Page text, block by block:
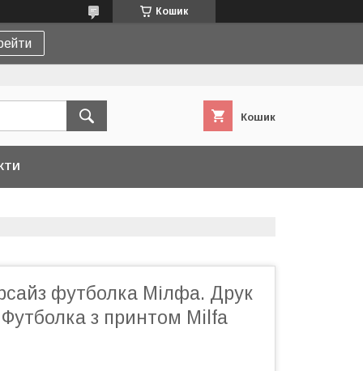
Кошик
Кошик
футболка Мілфа. Друк
з принтом Milfa